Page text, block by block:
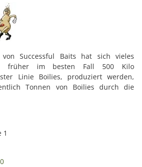
Successful Baits hat sich vieles
früher im besten Fall 500 Kilo
Linie Boilies, produziert werden,
Tonnen von Boilies durch die
1